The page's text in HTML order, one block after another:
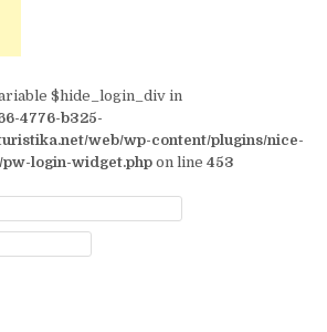
$hide_login_div in
4776-b325-
web/wp-content/plugins/nice-
login-widget.php on line453